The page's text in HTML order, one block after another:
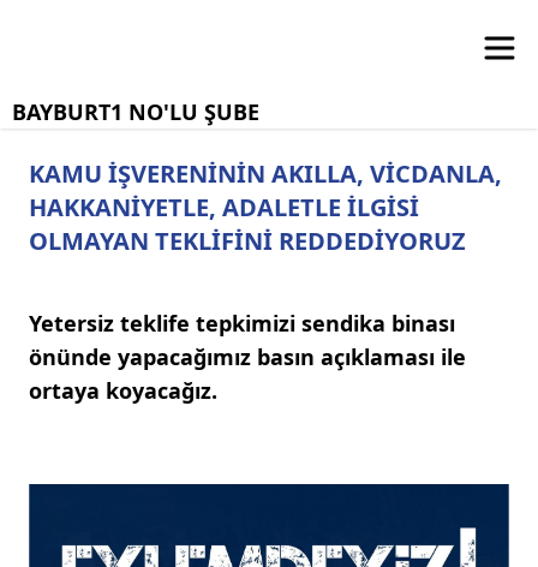
BAYBURT1 NO'LU ŞUBE
KAMU İŞVERENİNİN AKILLA, VİCDANLA,
HAKKANİYETLE, ADALETLE İLGİSİ
OLMAYAN TEKLİFİNİ REDDEDİYORUZ
Yetersiz teklife tepkimizi sendika binası
önünde yapacağımız basın açıklaması ile
ortaya koyacağız.